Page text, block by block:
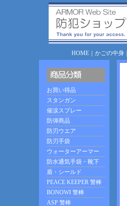
HOME｜ かごの中身｜